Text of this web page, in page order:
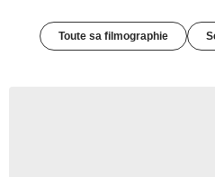
Toute sa filmographie